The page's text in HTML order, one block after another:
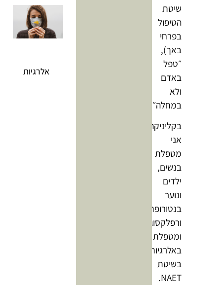
שיטת
הטיפול
בפרחי
באך),
״טפל
באדם
ולא
במחלה״.
בקליניקה
אני
מטפלת
בנשים,
ילדים
ונוער
בנטורופתיה
ורפלקסוגיה
ומטפלת
באלרגיות
בשיטת
NAET.
אלרגיות